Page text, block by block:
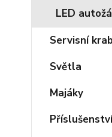
LED
Servisní
Světla
Majáky
Příslušenství